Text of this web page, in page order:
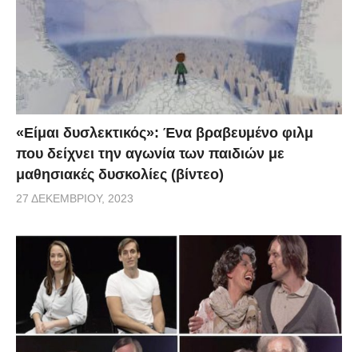
«Είμαι δυσλεκτικός»: Ένα βραβευμένο φιλμ
που δείχνει την αγωνία των παιδιών με
μαθησιακές δυσκολίες (βίντεο)
27 ΔΕΚΕΜΒΡΊΟΥ, 2023